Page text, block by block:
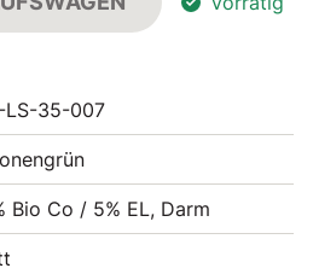
LS-35-007
Bio Co / 5% EL, Darm